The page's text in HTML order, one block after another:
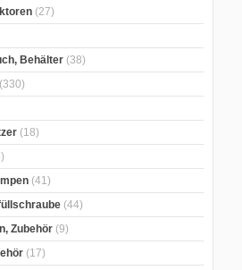
(27)
Behälter (38)
(330)
(18)
(41)
(44)
Zubehör (9)
(17)